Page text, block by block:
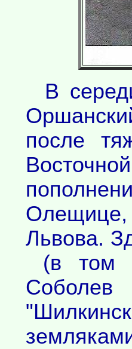
В
после
Олещице,
Львова.
(в том
Соболев